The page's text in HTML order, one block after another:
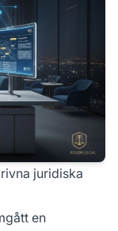
juridiska
en